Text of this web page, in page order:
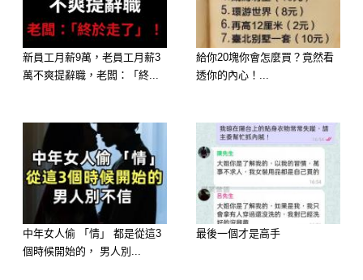
A.搖頭晃腦的聽隨身聽
B.看隨身攜帶的書或工作資料
D.呼呼大睡
測驗小分析
A
新員工月薪9萬，老員工月薪3
萬不爽提辭職，老闆：「終...
給你20塊你會怎麼買？竟然看
透你的內心！...
中年女人偷 「情」 都是從這3
個時候開始的， 男人別...
最後一個才是高手